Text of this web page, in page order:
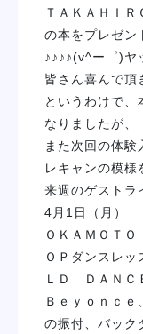
ＴＡＫＡＨＩＲ
の本をプレゼン
♪♪♪♪(v^ー゜)ヤ
皆さん喜んで
というわけで、
なりましたが、
また次回の体験
レキャンの模
来週のゲストラ
4月1日（月）
ＯＫＡＭＯＴ
ＯＰダンスレ
ＬＤ ＤＡＮＣ
Ｂｅｙｏｎｃ
の振付、バック